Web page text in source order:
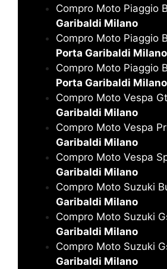
Compro Moto Piaggio
Garibaldi Milano
Compro Moto Piaggio
Porta Garibaldi Milano
Compro Moto Piaggio
Porta Garibaldi Milano
Compro Moto Vespa
Garibaldi Milano
Compro Moto Vespa
Garibaldi Milano
Compro Moto Vespa
Garibaldi Milano
Compro Moto Suzuki
Garibaldi Milano
Compro Moto Suzuki
Garibaldi Milano
Compro Moto Suzuki
Garibaldi Milano